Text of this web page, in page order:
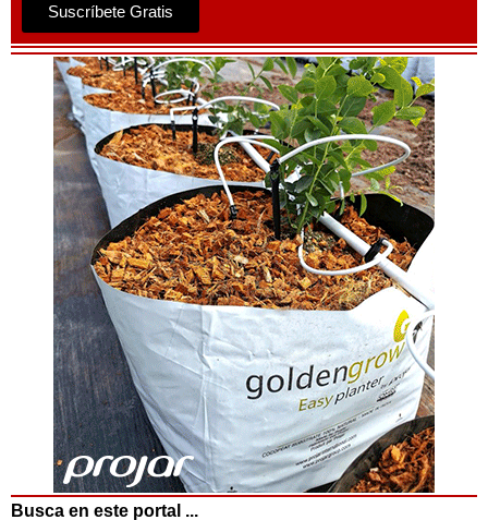
Suscríbete Gratis
Busca en este portal ...